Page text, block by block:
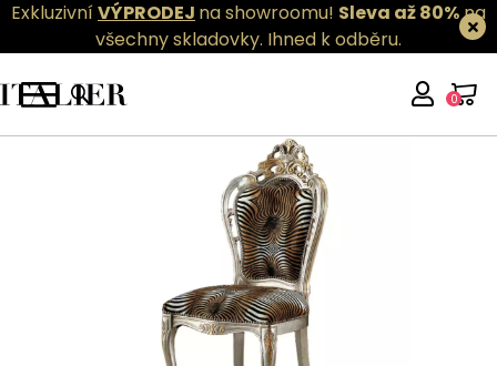
ExkluzivníVÝPRODEJ na showroomu! Sleva až 80%na
všechny skladovky. Ihned k odběru.
0